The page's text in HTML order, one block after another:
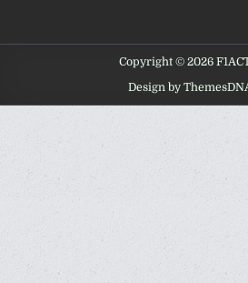
Copyright © 2026
Design by